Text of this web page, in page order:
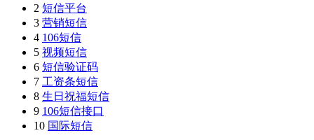
2 短信平台
3 营销短信
4 106短信
5 视频短信
6 短信验证码
7 工资条短信
8 生日祝福短信
9 106短信接口
10 国际短信